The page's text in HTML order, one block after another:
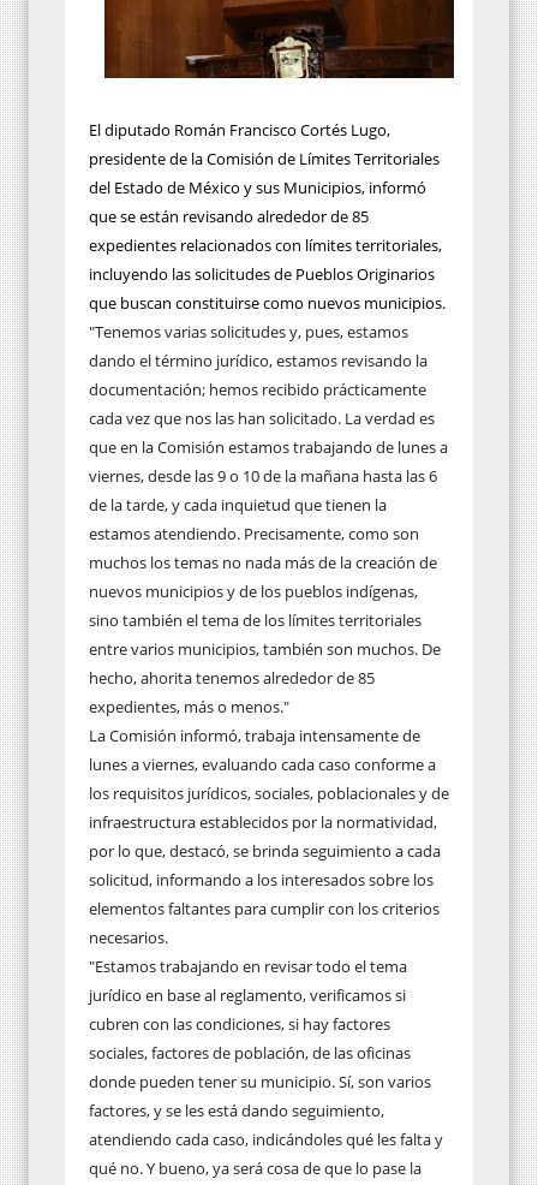
El diputado Román Francisco Cortés Lugo,
presidente de la Comisión de Límites Territoriales
del Estado de México y sus Municipios, informó
que se están revisando alrededor de 85
expedientes relacionados con límites territoriales,
incluyendo las solicitudes de Pueblos Originarios
que buscan constituirse como nuevos municipios.
"Tenemos varias solicitudes y, pues, estamos
dando el término jurídico, estamos revisando la
documentación; hemos recibido prácticamente
cada vez que nos las han solicitado. La verdad es
que en la Comisión estamos trabajando de lunes a
viernes, desde las 9 o 10 de la mañana hasta las 6
de la tarde, y cada inquietud que tienen la
estamos atendiendo. Precisamente, como son
muchos los temas no nada más de la creación de
nuevos municipios y de los pueblos indígenas,
sino también el tema de los límites territoriales
entre varios municipios, también son muchos. De
hecho, ahorita tenemos alrededor de 85
expedientes, más o menos."
La Comisión informó, trabaja intensamente de
lunes a viernes, evaluando cada caso conforme a
los requisitos jurídicos, sociales, poblacionales y de
infraestructura establecidos por la normatividad,
por lo que, destacó, se brinda seguimiento a cada
solicitud, informando a los interesados sobre los
elementos faltantes para cumplir con los criterios
necesarios.
"Estamos trabajando en revisar todo el tema
jurídico en base al reglamento, verificamos si
cubren con las condiciones, si hay factores
sociales, factores de población, de las oficinas
donde pueden tener su municipio. Sí, son varios
factores, y se les está dando seguimiento,
atendiendo cada caso, indicándoles qué les falta y
qué no. Y bueno, ya será cosa de que lo pase la